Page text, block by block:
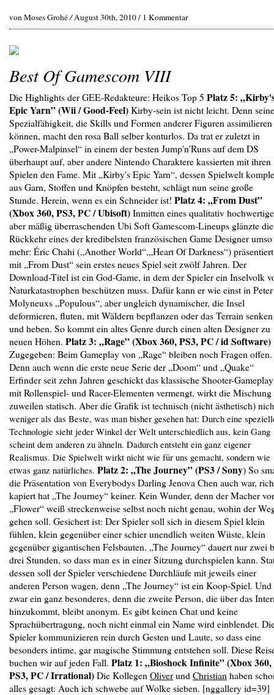
von Moses Grohé/August 30th, 2010 / 1 Kommentar
Best Of Gamescom VIII
Die Highlights der GEE-Redakteure: Heikos Top 5 Platz 5:
Epic Yarn” (Wii / Good-Feel)Kirby-sein ist nicht leicht. Denn seine
Spezialfähigkeit, die Skills und Formen anderer Figuren
können, macht den rosa Ball selber konturlos. Da trat er zuletzt in
„Power-Malpinsel“ in einem der besten Jump'n'Runs auf dem DS
überhaupt auf, aber andere Nintendo Charaktere kassierten mit ihren
Spielen den Fame. Mit „Kirby's Epic Yarn“, dessen Spielwelt
aus Garn, Stoffen und Knöpfen besteht, schlägt nun seine große
Stunde. Herein, wenn es ein Schneider ist! Platz 4: „From Dust”
(Xbox 360, PS3, PC / Ubisoft)Inmitten eines qualitativ
aber mäßig überraschenden Ubi Soft Gamescom-Lineups glänzte die
Rückkehr eines der kredibelsten französischen Game Designer umso
mehr: Éric Chahi („Another World“,„Heart Of Darkness“) präsentiert
mit „From Dust“ sein erstes neues Spiel seit zwölf Jahren. Der
Download-Titel ist ein God-Game, in dem der Spieler ein Inselvolk
Naturkatastrophen beschützen muss. Dafür kann er wie einst in Peter
Molyneuxs „Populous“, aber ungleich dynamischer, die Insel
deformieren, fluten, mit Wäldern bepflanzen oder das Terrain senken
und heben. So kommt ein altes Genre durch einen alten Designer zu
neuen Höhen. Platz 3: „Rage” (Xbox 360, PS3, PC / id Software)
Zugegeben: Beim Gameplay von „Rage“ bleiben noch Fragen offen.
Denn auch wenn die erste neue Serie der „Doom“ und „Quake“
Erfinder seit zehn Jahren geschickt das klassische Shooter-Gameplay
mit Rollenspiel- und Racer-Elementen vermengt, wirkt die Mischung
zuweilen statisch. Aber die Grafik ist technisch (nicht ästhetisch) n
weniger als das Beste, was man bisher gesehen hat: Durch eine
Technologie sieht jeder Winkel der Welt unterschiedlich aus, kein Gang
scheint dem anderen zu ähneln. Dadurch entsteht ein ganz eigener
Realismus. Die Spielwelt wirkt nicht wie für uns gemacht, sondern wie
etwas ganz natürliches. Platz 2: „The Journey” (PS3 / Sony) So
die Präsentation von Everybodys Darling Jenova Chen auch war,
kapiert hat „The Journey“ keiner. Kein Wunder, denn der Macher
„Flower“ weiß streckenweise selbst noch nicht genau, wohin der
gehen soll. Gesichert ist: Der Spieler soll sich in diesem Spiel klein
fühlen, klein gegenüber einer schier unendlich weiten Wüste, klein
gegenüber gigantischen Felsbauten. „The Journey“ dauert nur zwei
drei Stunden, so dass man es in einer Sitzung durchspielen kann.
dessen soll der Spieler verschiedene Durchläufe mit jeweils einer
anderen Person wagen, denn „The Journey“ ist ein Koop-Spiel. Und
zwar ein ganz besonderes, denn die zweite Person, die über das
hinzukommt, bleibt anonym. Es gibt keinen Chat und keine
Sprachübertragung, noch nicht einmal ein Name wird einblendet.
Spieler kommunizieren rein durch Gesten und Laute, so dass eine
besonders intime, gar magische Stimmung entstehen soll. Diese
buchen wir auf jeden Fall. Platz 1: „Bioshock Infinite” (Xbox 360,
PS3, PC / Irrational)Die Kollegen Oliverund Christian haben
alles gesagt: Auch ich schwebe auf Wolke sieben. [nggallery id=39]